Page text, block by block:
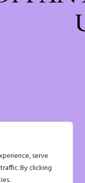
serve
By clicking